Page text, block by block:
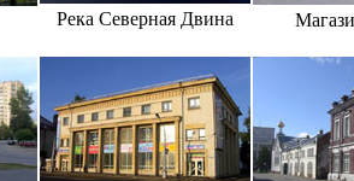
Река Северная Двина